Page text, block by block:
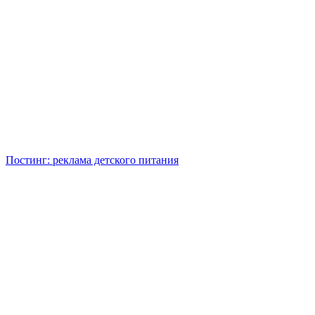
Постинг: реклама детского питания